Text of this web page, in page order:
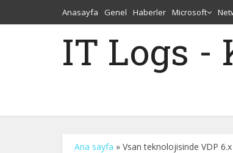
Anasayfa Genel Haberler Microsoft
IT Logs -
Ana sayfa » Vsan teknolojisinde VDP 6.x